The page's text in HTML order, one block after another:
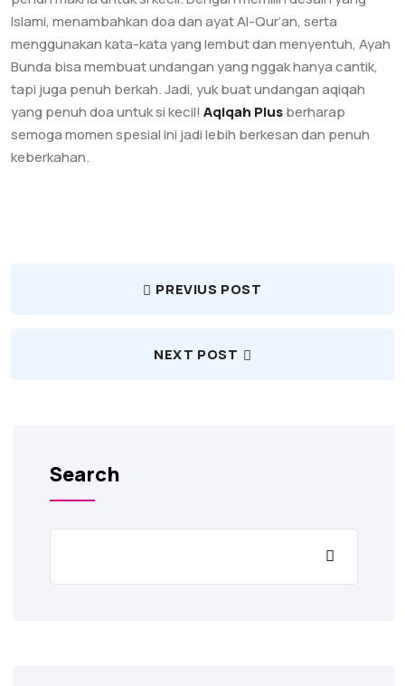
Islami, menambahkan doa dan ayat Al-Qur’an, serta
menggunakan kata-kata yang lembut dan menyentuh, Ayah
Bunda bisa membuat undangan yang nggak hanya cantik,
tapi juga penuh berkah. Jadi, yuk buat undangan aqiqah
yang penuh doa untuk si kecil! Aqiqah Plusberharap
semoga momen spesial ini jadi lebih berkesan dan penuh
keberkahan.
PREVIUS POST
NEXT POST
Search